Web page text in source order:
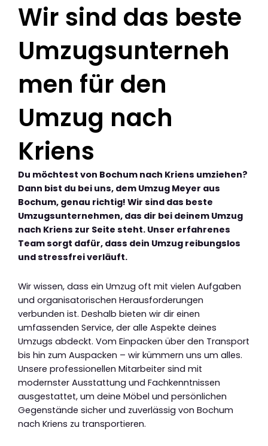
Wir sind das beste
Umzugsunterneh
men für den
Umzug nach
Kriens
Du möchtest von Bochum nach Kriens umziehen?
Dann bist du bei uns, dem Umzug Meyer aus
Bochum, genau richtig! Wir sind das beste
Umzugsunternehmen, das dir bei deinem Umzug
nach Kriens zur Seite steht. Unser erfahrenes
Team sorgt dafür, dass dein Umzug reibungslos
und stressfrei verläuft.
Wir wissen, dass ein Umzug oft mit vielen Aufgaben
und organisatorischen Herausforderungen
verbunden ist. Deshalb bieten wir dir einen
umfassenden Service, der alle Aspekte deines
Umzugs abdeckt. Vom Einpacken über den Transport
bis hin zum Auspacken – wir kümmern uns um alles.
Unsere professionellen Mitarbeiter sind mit
modernster Ausstattung und Fachkenntnissen
ausgestattet, um deine Möbel und persönlichen
Gegenstände sicher und zuverlässig von Bochum
nach Kriens zu transportieren.